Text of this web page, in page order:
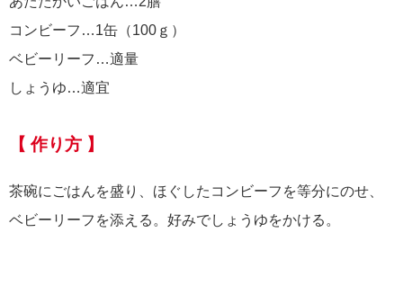
コンビーフ…1缶（100ｇ）
ベビーリーフ…適量
しょうゆ…適宜
【 作り方 】
茶碗にごはんを盛り、ほぐしたコンビーフを等分にのせ、
ベビーリーフを添える。好みでしょうゆをかける。